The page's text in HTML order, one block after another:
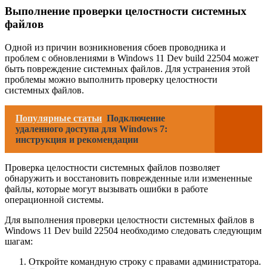
Выполнение проверки целостности системных
файлов
Одной из причин возникновения сбоев проводника и
проблем с обновлениями в Windows 11 Dev build 22504 может
быть повреждение системных файлов. Для устранения этой
проблемы можно выполнить проверку целостности
системных файлов.
Популярные статьи Подключение
удаленного доступа для Windows 7:
инструкция и рекомендации
Проверка целостности системных файлов позволяет
обнаружить и восстановить поврежденные или измененные
файлы, которые могут вызывать ошибки в работе
операционной системы.
Для выполнения проверки целостности системных файлов в
Windows 11 Dev build 22504 необходимо следовать следующим
шагам:
Откройте командную строку с правами администратора.